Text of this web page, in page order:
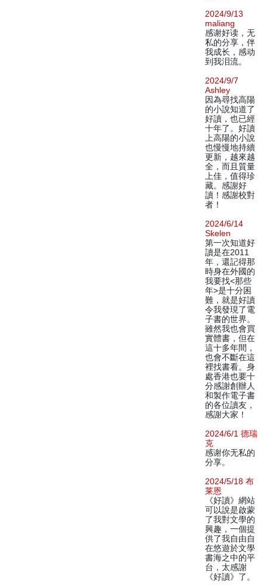
2024/9/13
maliang
感谢好读，无
私的分享，伴
我成长，感动
到我泪流。
2024/9/7
Ashley
因為尋找高陽
的小說知道了
好讀，也已經
十年了。好讀
上高陽的小說
也慢慢地持續
更新，越來越
全，而且質量
上佳，值得珍
藏。感謝好
讀！感謝校對
者！
2024/6/14
Skelen
第一次知道好
讀是在2011
年，還記得那
時身在外國的
我要找<那些
年>是十分困
難，就是好讀
令我發現了電
子書的世界。
雖然我也會買
實體書，但在
這十多年間，
也會不斷在這
裡找書看。身
處香港也要十
分感謝創辦人
和製作電子書
的各位讀友，
感謝大家！
2024/6/1 德瑞
克
感谢你无私的
分享。
2024/5/18 布
莱恩
《好讀》網站
可以說是啟蒙
了我對文學的
興趣，一個提
供了我自由自
在悠遊於文學
書海之中的平
台，太感謝
《好讀》了。